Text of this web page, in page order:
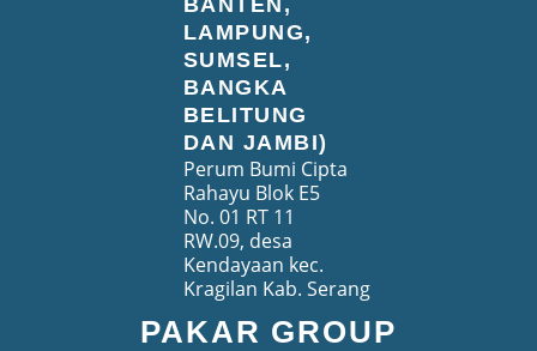
BANTEN,
LAMPUNG,
SUMSEL,
BANGKA
BELITUNG
DAN JAMBI)
Perum Bumi Cipta
Rahayu Blok E5
No. 01 RT 11
RW.09, desa
Kendayaan kec.
Kragilan Kab. Serang
PAKAR GROUP